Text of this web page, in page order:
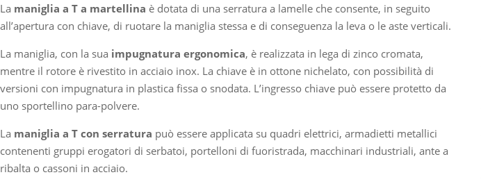
La maniglia a T a martellina è dotata di una serratura a lamelle che consente, in seguito
all’apertura con chiave, di ruotare la maniglia stessa e di conseguenza la leva o le aste verticali.
La maniglia, con la sua impugnatura ergonomica, è realizzata in lega di zinco cromata,
mentre il rotore è rivestito in acciaio inox. La chiave è in ottone nichelato, con possibilità di
versioni con impugnatura in plastica fissa o snodata. L’ingresso chiave può essere protetto da
uno sportellino para-polvere.
La maniglia a T con serratura può essere applicata su quadri elettrici, armadietti metallici
contenenti gruppi erogatori di serbatoi, portelloni di fuoristrada, macchinari industriali, ante a
ribalta o cassoni in acciaio.